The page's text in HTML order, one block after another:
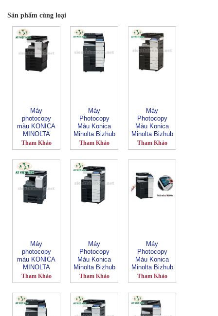
Sản phẩm cùng loại
Máy
photocopy
màu KONICA
MINOLTA
Bizhub-C227
Tham Khảo
Máy
Photocopy
Màu Konica
Minolta Bizhub
C654e
Tham Khảo
Máy
Photocopy
Màu Konica
Minolta Bizhub
C364e
Tham Khảo
Máy
photocopy
màu KONICA
MINOLTA
Bizhub-C221
Tham Khảo
Máy
Photocopy
Màu Konica
Minolta Bizhub
C554e
Tham Khảo
Máy
Photocopy
Màu Konica
Minolta Bizhub
C284e
Tham Khảo